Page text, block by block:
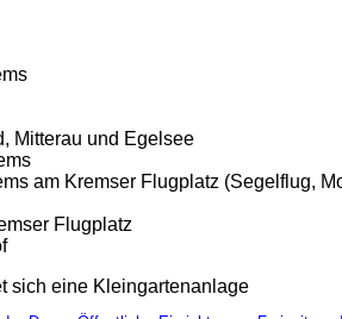
Mitterau und Egelsee
am Kremser Flugplatz (Segelflug,
Flugplatz
sich eine Kleingartenanlage